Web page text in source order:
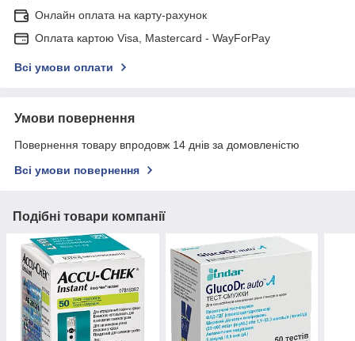
Онлайн оплата на карту-рахунок
Оплата картою Visa, Mastercard - WayForPay
Всі умови оплати
Умови повернення
Повернення товару впродовж 14 днів за домовленістю
Всі умови повернення
Подібні товари компанії